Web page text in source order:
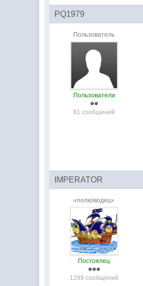
PQ1979
Пользователь
Пользователи
81 сообщений
IMPERATOR
«полководец»
Постоялец
1289 сообщений